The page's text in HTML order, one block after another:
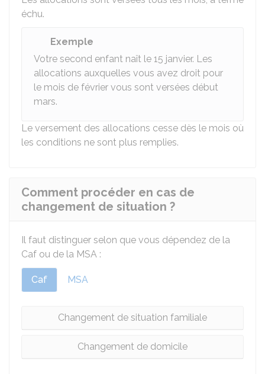
échu.
Exemple
Votre second enfant naît le 15 janvier. Les
allocations auxquelles vous avez droit pour
le mois de février vous sont versées début
mars.
Le versement des allocations cesse dès le mois où
les conditions ne sont plus remplies.
Comment procéder en cas de
changement de situation ?
Il faut distinguer selon que vous dépendez de la
Caf ou de la MSA :
Caf MSA
Changement de situation familiale
Changement de domicile